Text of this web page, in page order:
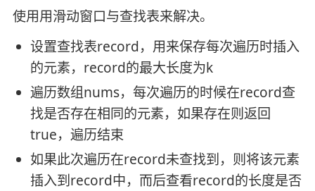
使用用滑动窗口与查找表来解决。
设置查找表record，用来保存每次遍历时插入
的元素，record的最大长度为k
遍历数组nums，每次遍历的时候在record查
找是否存在相同的元素，如果存在则返回
true，遍历结束
如果此次遍历在record未查找到，则将该元素
插入到record中，而后查看record的长度是否